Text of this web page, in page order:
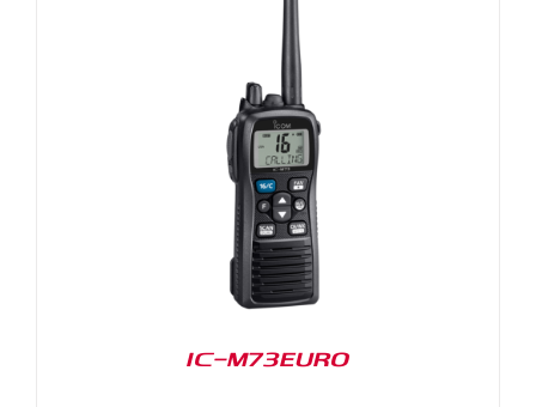
IC-M73EURO